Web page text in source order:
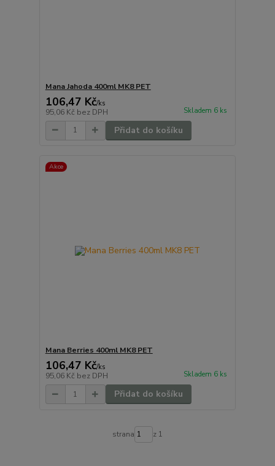
Mana Jahoda 400ml MK8 PET
106,47 Kč/ks
95,06 Kč bez DPH Skladem 6 ks
Přidat do košíku
Akce
Mana Berries 400ml MK8 PET
106,47 Kč/ks
95,06 Kč bez DPH Skladem 6 ks
Přidat do košíku
strana z 1